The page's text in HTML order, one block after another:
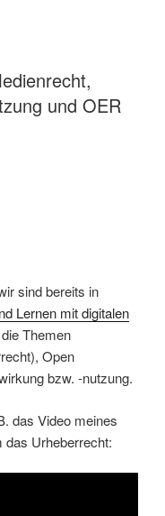
und OER
sind bereits in
Lernen mit digitalen
Themen
Open
bzw. -nutzung.
das Video meines
das Urheberrecht: